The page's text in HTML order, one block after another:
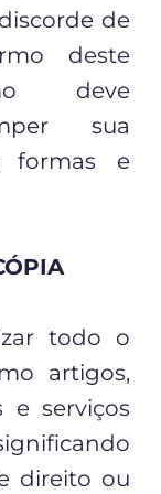
de
deste
deve
sua
formas e
todo o
artigos,
e serviços
direito ou